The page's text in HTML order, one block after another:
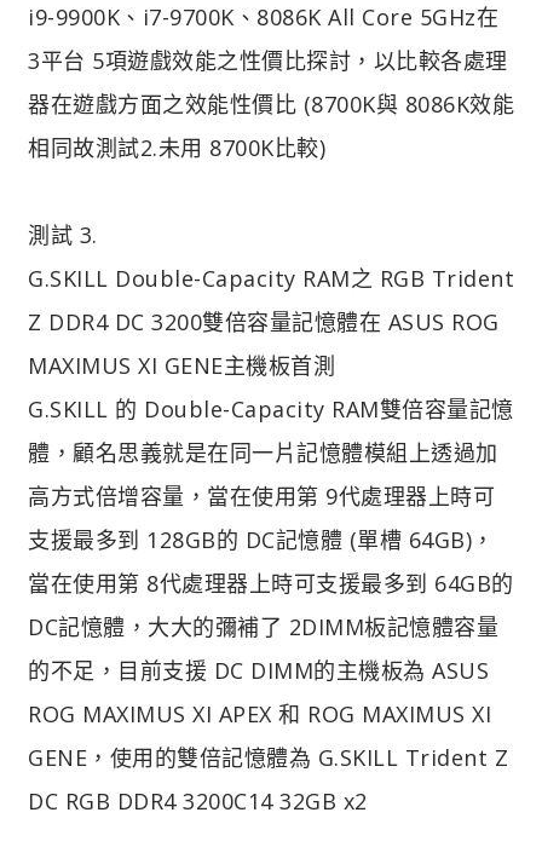
i9-9900K、i7-9700K、8086K All Core 5GHz在
3平台 5項遊戲效能之性價比探討，以比較各處理
器在遊戲方面之效能性價比 (8700K與 8086K效能
相同故測試2.未用 8700K比較)
測試 3.
G.SKILL Double-Capacity RAM之 RGB Trident
Z DDR4 DC 3200雙倍容量記憶體在 ASUS ROG
MAXIMUS XI GENE主機板首測
G.SKILL 的 Double-Capacity RAM雙倍容量記憶
體，顧名思義就是在同一片記憶體模組上透過加
高方式倍增容量，當在使用第 9代處理器上時可
支援最多到 128GB的 DC記憶體 (單槽 64GB)，
當在使用第 8代處理器上時可支援最多到 64GB的
DC記憶體，大大的彌補了 2DIMM板記憶體容量
的不足，目前支援 DC DIMM的主機板為 ASUS
ROG MAXIMUS XI APEX 和 ROG MAXIMUS XI
GENE，使用的雙倍記憶體為 G.SKILL Trident Z
DC RGB DDR4 3200C14 32GB x2